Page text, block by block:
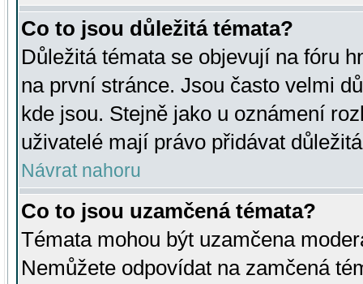
Co to jsou důležitá témata?
Důležitá témata se objevují na fóru
na první stránce. Jsou často velmi
kde jsou. Stejně jako u oznámení
uživatelé mají právo přidávat
Návrat nahoru
Co to jsou uzamčená témata?
Témata mohou být uzamčena
Nemůžete odpovídat na zamčená